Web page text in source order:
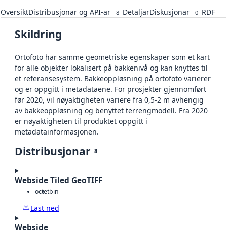
OversiktDistribusjonar og API-ar 8 DetaljarDiskusjonar 0 RDF
Skildring
Ortofoto har samme geometriske egenskaper som et kart
for alle objekter lokalisert på bakkenivå og kan knyttes til
et referansesystem. Bakkeoppløsning på ortofoto varierer
og er oppgitt i metadataene. For prosjekter gjennomført
før 2020, vil nøyaktigheten variere fra 0,5-2 m avhengig
av bakkeoppløsning og benyttet terrengmodell. Fra 2020
er nøyaktigheten til produktet oppgitt i
metadatainformasjonen.
Distribusjonar 8
Webside Tiled GeoTIFF
octetbin
Last ned
Webside